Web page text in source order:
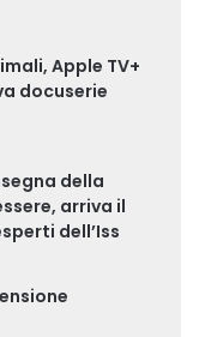
Apple TV+
docuserie
della
arriva il
dell’Iss